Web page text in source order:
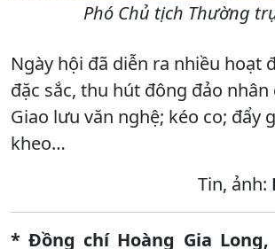
Phó Chủ tịch Thường
Ngày hội đã diễn ra nhiều hoạt
đặc sắc, thu hút đông đảo nhân
Giao lưu văn nghệ; kéo co; đẩy
kheo…
Tin, ảnh:
* Đồng chí Hoàng Gia Long,